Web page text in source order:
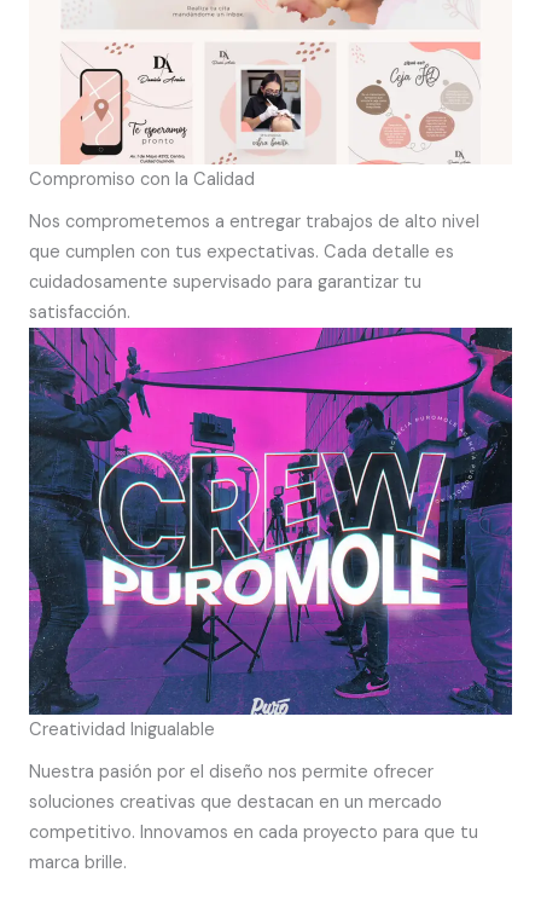
Creatividad Inigualable
Nuestra pasión por el diseño nos permite ofrecer
soluciones creativas que destacan en un mercado
competitivo. Innovamos en cada proyecto para que tu
marca brille.
Compromiso con la Calidad
Nos comprometemos a entregar trabajos de alto nivel
que cumplen con tus expectativas. Cada detalle es
cuidadosamente supervisado para garantizar tu
satisfacción.